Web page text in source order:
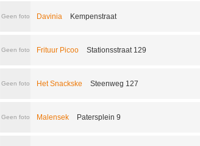
Geen foto Davinia Kempenstraat
Geen foto Frituur Picoo Stationsstraat 129
Geen foto Het Snackske Steenweg 127
Geen foto Malensek Patersplein 9